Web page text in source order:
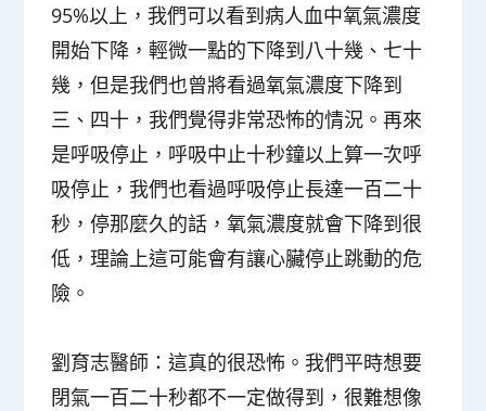
95%以上，我們可以看到病人血中氧氣濃度
開始下降，輕微一點的下降到八十幾、七十
幾，但是我們也曾將看過氧氣濃度下降到
三、四十，我們覺得非常恐怖的情況。再來
是呼吸停止，呼吸中止十秒鐘以上算一次呼
吸停止，我們也看過呼吸停止長達一百二十
秒，停那麼久的話，氧氣濃度就會下降到很
低，理論上這可能會有讓心臟停止跳動的危
險。
劉育志醫師 ：這真的很恐怖。我們平時想要
閉氣一百二十秒都不一定做得到，很難想像